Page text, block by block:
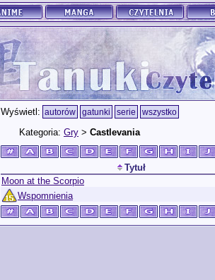
Wyświetl: autorów gatunki serie wszystko
Kategoria: Gry > Castlevania
Tytuł
Moon at the Scorpio
Wspomnienia